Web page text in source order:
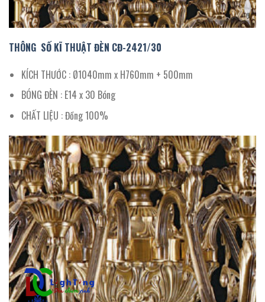
THÔNG SỐ KĨ THUẬT ĐÈN CĐ-2421/30
KÍCH THƯỚC : Ø1040mm x H760mm + 500mm
BÓNG ĐÈN : E14 x 30 Bóng
CHẤT LIỆU : Đồng 100%